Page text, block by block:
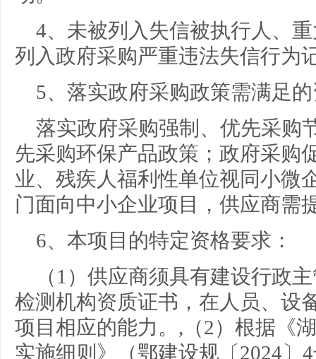
4、未被列入失信被执行人、
列入政府采购严重违法失信行为
5、落实政府采购政策需满足
落实政府采购强制、优先采购
先采购环保产品政策；政府采购
业、残疾人福利性单位视同小微
门面向中小企业项目，供应商需
6、本项目的特定资格要求：
（1）供应商须具有建设行政
检测机构资质证书，在人员、设
项目相应的能力。,（2）根据《
实施细则》（鄂建设规〔2024〕